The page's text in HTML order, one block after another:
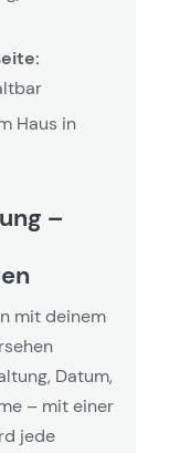
Haus in
–
mit deinem
Datum,
– mit einer
jede